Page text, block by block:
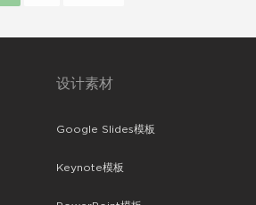
设计素材
Google Slides模板
Keynote模板